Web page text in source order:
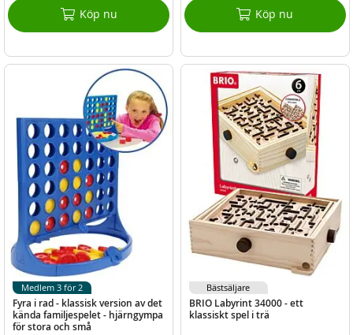
Köp nu Köp nu
Fyra i rad - klassisk version av det
kända familjespelet - hjärngympa
för stora och små
Medlem 3 för 2
BRIO Labyrint 34000 - ett
klassiskt spel i trä
Bästsäljare